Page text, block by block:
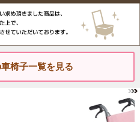
椅子一覧を見る